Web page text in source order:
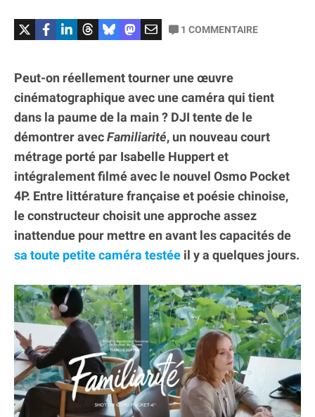
1 COMMENTAIRE
Peut-on réellement tourner une œuvre
cinématographique avec une caméra qui tient
dans la paume de la main ? DJI tente de le
démontrer avecFamiliarité, un nouveau court
métrage porté par Isabelle Huppert et
intégralement filmé avec le nouvel Osmo Pocket
4P. Entre littérature française et poésie chinoise,
le constructeur choisit une approche assez
inattendue pour mettre en avant les capacités de
sa toute petite caméra testée il y a quelques jours.